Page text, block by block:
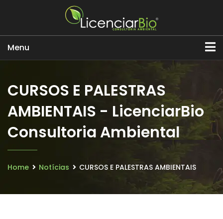
Menu
CURSOS E PALESTRAS
AMBIENTAIS - LicenciarBio
Consultoria Ambiental
Home Notícias CURSOS E PALESTRAS AMBIENTAIS